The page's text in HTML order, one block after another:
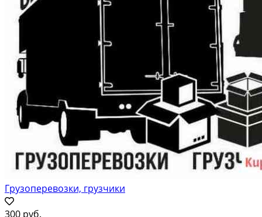
Грузоперевозки, грузчики
300 руб.